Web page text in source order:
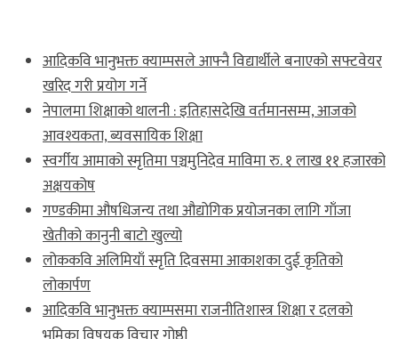
आदिकवि भानुभक्त क्याम्पसले आफ्नै विद्यार्थीले बनाएको सफ्टवेयर
खरिद गरी प्रयोग गर्ने
नेपालमा शिक्षाको थालनी : इतिहासदेखि वर्तमानसम्म, आजको
आवश्यकता, ब्यवसायिक शिक्षा
स्वर्गीय आमाको स्मृतिमा पञ्चमुनिदेव माविमा रु. १ लाख ११ हजारको
अक्षयकोष
गण्डकीमा औषधिजन्य तथा औद्योगिक प्रयोजनका लागि गाँजा
खेतीको कानुनी बाटो खुल्यो
लोककवि अलिमियाँ स्मृति दिवसमा आकाशका दुई कृतिको
लोकार्पण
आदिकवि भानुभक्त क्याम्पसमा राजनीतिशास्त्र शिक्षा र दलको